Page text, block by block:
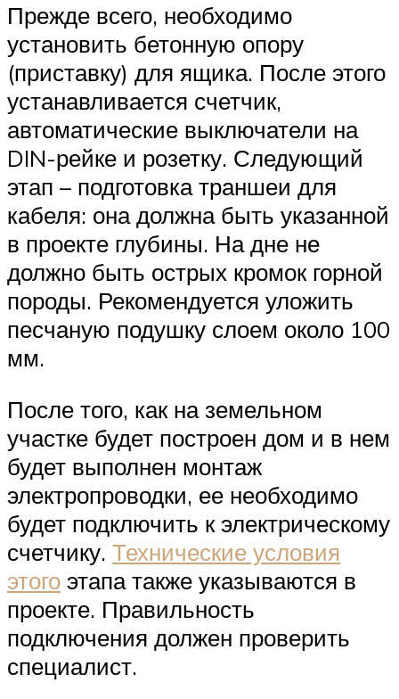
Прежде всего, необходимо
установить бетонную опору
(приставку) для ящика. После этого
устанавливается счетчик,
автоматические выключатели на
DIN-рейке и розетку. Следующий
этап – подготовка траншеи для
кабеля: она должна быть указанной
в проекте глубины. На дне не
должно быть острых кромок горной
породы. Рекомендуется уложить
песчаную подушку слоем около 100
мм.
После того, как на земельном
участке будет построен дом и в нем
будет выполнен монтаж
электропроводки, ее необходимо
будет подключить к электрическому
счетчику. Технические условия
этого этапа также указываются в
проекте. Правильность
подключения должен проверить
специалист.